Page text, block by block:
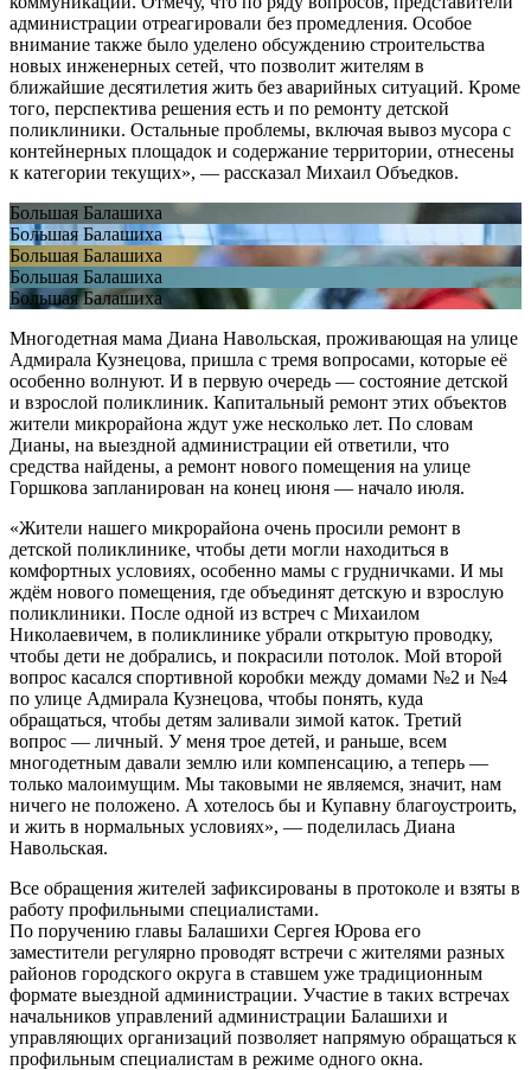
администрации отреагировали без промедления. Особое
внимание также было уделено обсуждению строительства
новых инженерных сетей, что позволит жителям в
ближайшие десятилетия жить без аварийных ситуаций. Кроме
того, перспектива решения есть и по ремонту детской
поликлиники. Остальные проблемы, включая вывоз мусора с
контейнерных площадок и содержание территории, отнесены
к категории текущих», — рассказал Михаил Объедков.
Большая Балашиха
Большая Балашиха
Большая Балашиха
Большая Балашиха
Большая Балашиха
Многодетная мама Диана Навольская, проживающая на улице
Адмирала Кузнецова, пришла с тремя вопросами, которые её
особенно волнуют. И в первую очередь — состояние детской
и взрослой поликлиник. Капитальный ремонт этих объектов
жители микрорайона ждут уже несколько лет. По словам
Дианы, на выездной администрации ей ответили, что
средства найдены, а ремонт нового помещения на улице
Горшкова запланирован на конец июня — начало июля.
«Жители нашего микрорайона очень просили ремонт в
детской поликлинике, чтобы дети могли находиться в
комфортных условиях, особенно мамы с грудничками. И мы
ждём нового помещения, где объединят детскую и взрослую
поликлиники. После одной из встреч с Михаилом
Николаевичем, в поликлинике убрали открытую проводку,
чтобы дети не добрались, и покрасили потолок. Мой второй
вопрос касался спортивной коробки между домами №2 и №4
по улице Адмирала Кузнецова, чтобы понять, куда
обращаться, чтобы детям заливали зимой каток. Третий
вопрос — личный. У меня трое детей, и раньше, всем
многодетным давали землю или компенсацию, а теперь —
только малоимущим. Мы таковыми не являемся, значит, нам
ничего не положено. А хотелось бы и Купавну благоустроить,
и жить в нормальных условиях», — поделилась Диана
Навольская.
Все обращения жителей зафиксированы в протоколе и взяты в
работу профильными специалистами.
По поручению главы Балашихи Сергея Юрова его
заместители регулярно проводят встречи с жителями разных
районов городского округа в ставшем уже традиционным
формате выездной администрации. Участие в таких встречах
начальников управлений администрации Балашихи и
управляющих организаций позволяет напрямую обращаться к
профильным специалистам в режиме одного окна.